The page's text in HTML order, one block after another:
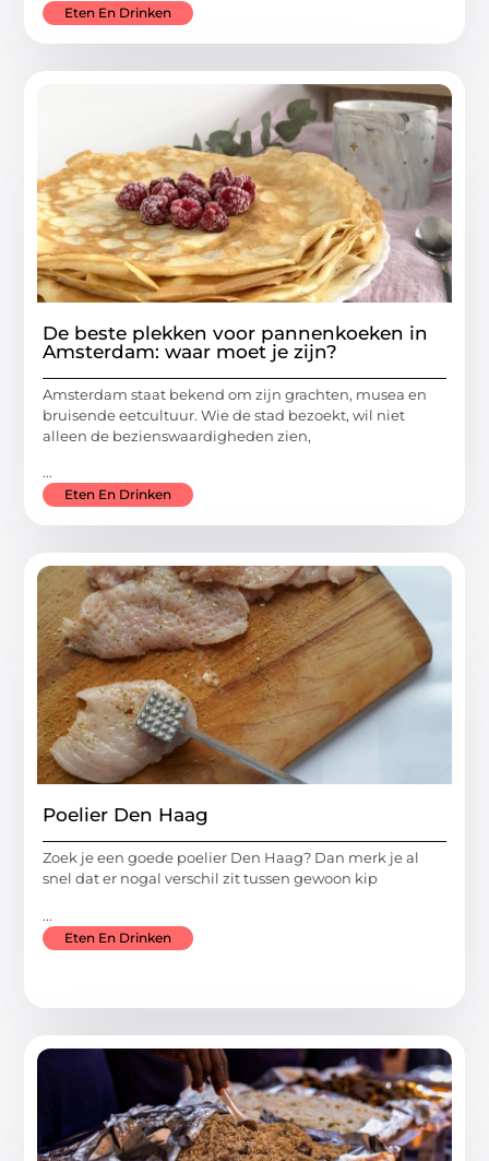
Eten En Drinken
De beste plekken voor pannenkoeken in
Amsterdam: waar moet je zijn?
Amsterdam staat bekend om zijn grachten, musea en
bruisende eetcultuur. Wie de stad bezoekt, wil niet
alleen de bezienswaardigheden zien,
...
Eten En Drinken
Poelier Den Haag
Zoek je een goede poelier Den Haag? Dan merk je al
snel dat er nogal verschil zit tussen gewoon kip
...
Eten En Drinken